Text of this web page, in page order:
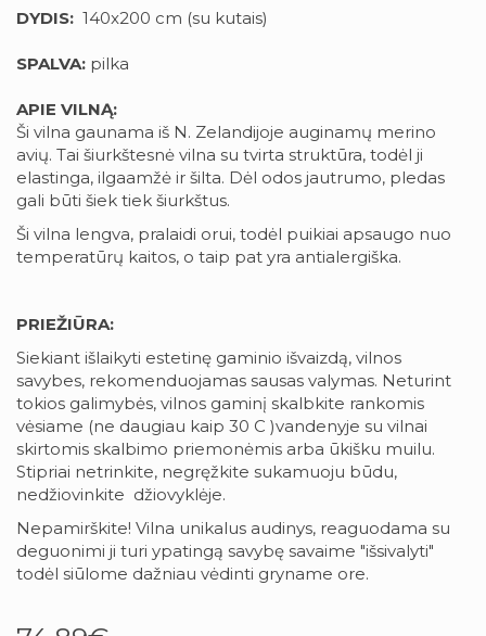
DYDIS: 140x200 cm (su kutais)
SPALVA: pilka
APIE VILNĄ:
Ši vilna gaunama iš N. Zelandijoje auginamų merino
avių. Tai šiurkštesnė vilna su tvirta struktūra, todėl ji
elastinga, ilgaamžė ir šilta. Dėl odos jautrumo, pledas
gali būti šiek tiek šiurkštus.
Ši vilna lengva, pralaidi orui, todėl puikiai apsaugo nuo
temperatūrų kaitos, o taip pat yra antialergiška.
PRIEŽIŪRA:
Siekiant išlaikyti estetinę gaminio išvaizdą, vilnos
savybes, rekomenduojamas sausas valymas. Neturint
tokios galimybės, vilnos gaminį skalbkite rankomis
vėsiame (ne daugiau kaip 30 C )vandenyje su vilnai
skirtomis skalbimo priemonėmis arba ūkišku muilu.
Stipriai netrinkite, negręžkite sukamuoju būdu,
nedžiovinkite džiovyklėje.
Nepamirškite! Vilna unikalus audinys, reaguodama su
deguonimi ji turi ypatingą savybę savaime "išsivalyti"
todėl siūlome dažniau vėdinti gryname ore.